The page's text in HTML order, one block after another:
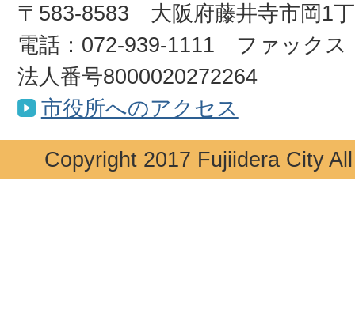
〒583-8583 大阪府藤井寺市岡1
電話：072-939-1111 ファックス
法人番号8000020272264
市役所へのアクセス
Copyright 2017 Fujiidera City